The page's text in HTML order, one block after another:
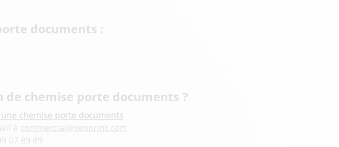
documents :
chemise porte documents ?
chemise porte documents
à commercial@veoprint.com
07 89 89